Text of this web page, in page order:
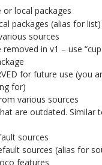
local packages
packages (alias for list)
sources
removed in v1 – use
for future use (you
for)
various sources
are outdated. Similar
sources
sources (alias for
features